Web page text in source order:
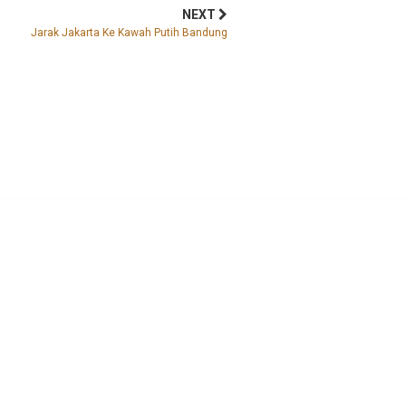
NEXT
Jarak Jakarta Ke Kawah Putih Bandung